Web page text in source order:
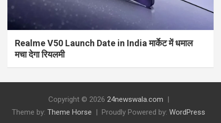
Realme V50 Launch Date in India मार्केट में धमाल
मचा देगा रियलमी
Copyright © 2026 24newswala.com
Theme by: Theme Horse Proudly Powered by: WordPress